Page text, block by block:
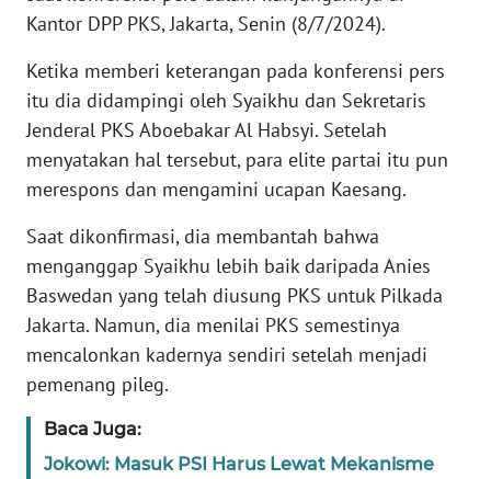
Kantor DPP PKS, Jakarta, Senin (8/7/2024).
Ketika memberi keterangan pada konferensi pers
itu dia didampingi oleh Syaikhu dan Sekretaris
Jenderal PKS Aboebakar Al Habsyi. Setelah
menyatakan hal tersebut, para elite partai itu pun
merespons dan mengamini ucapan Kaesang.
Saat dikonfirmasi, dia membantah bahwa
menganggap Syaikhu lebih baik daripada Anies
Baswedan yang telah diusung PKS untuk Pilkada
Jakarta. Namun, dia menilai PKS semestinya
mencalonkan kadernya sendiri setelah menjadi
pemenang pileg.
Baca Juga:
Jokowi: Masuk PSI Harus Lewat Mekanisme
RIAU
WN
SERAMBI
WN
JAMBI
SULTRA
WN
NTB
SULTENG